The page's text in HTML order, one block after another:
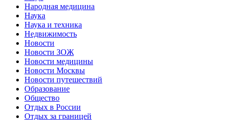
Народная медицина
Наука
Наука и техника
Недвижимость
Новости
Новости ЗОЖ
Новости медицины
Новости Москвы
Новости путешествий
Образование
Общество
Отдых в России
Отдых за границей